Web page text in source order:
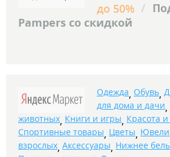
до 50% /
Pampers со скидкой
Одежда, Обувь,
для дома и дачи,
животных, Книги и игры, Красота
Спортивные товары, Цветы,
взрослых, Аксессуары, Нижнее